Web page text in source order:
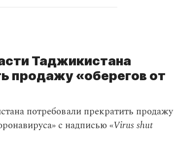
Таджикистана
продажу «оберегов от
потребовали прекратить продажу
с надписью «Virus shut